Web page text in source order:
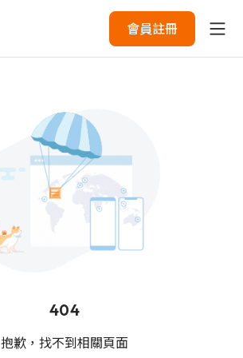
會員註冊
404
抱歉，找不到相關頁面